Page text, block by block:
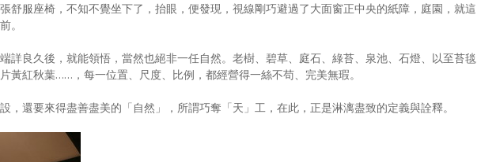
舒服座椅，不知不覺坐下了，抬眼，便發現，視線剛巧避過了大面窗正中央的紙障，庭園，就這
。
詳良久後，就能領悟，當然也絕非一任自然。老樹、碧草、庭石、綠苔、泉池、石燈、以至苔毯
黃紅秋葉……，每一位置、尺度、比例，都經營得一絲不苟、完美無瑕。
，還要來得盡善盡美的「自然」，所謂巧奪「天」工，在此，正是淋漓盡致的定義與詮釋。